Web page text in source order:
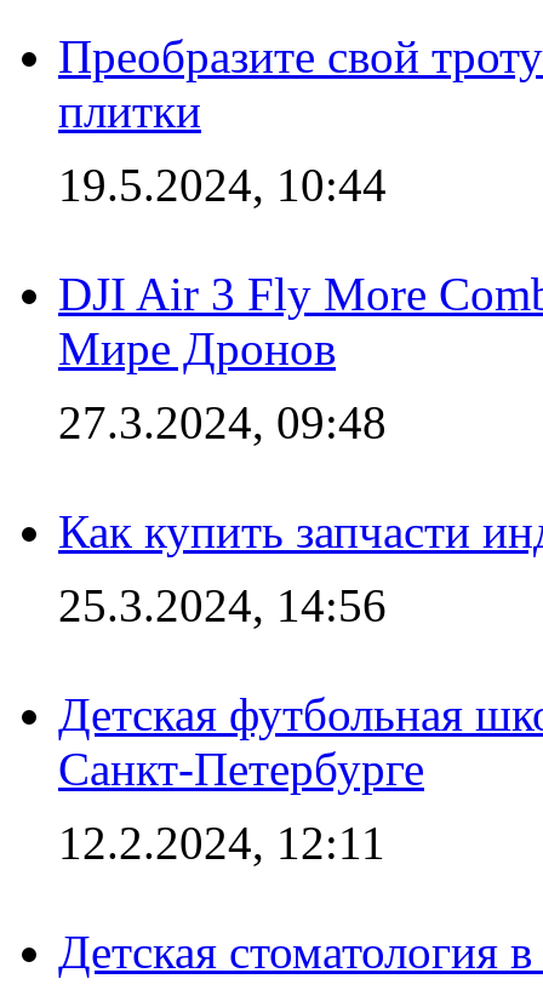
Преобразите свой
плитки
19.5.2024, 10:44
DJI Air 3 Fly More
Мире Дронов
27.3.2024, 09:48
Как купить запчасти
25.3.2024, 14:56
Детская футбольная
Санкт-Петербурге
12.2.2024, 12:11
Детская стоматология